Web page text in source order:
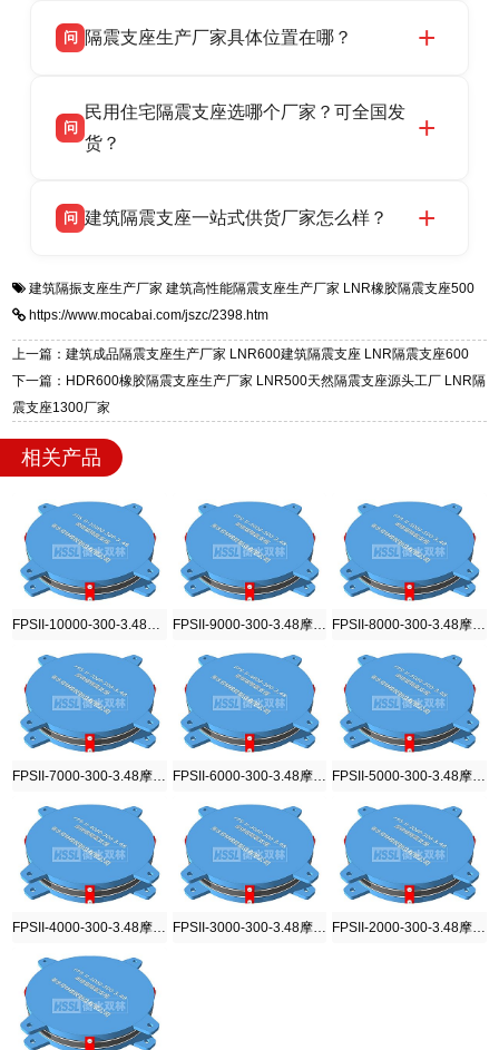
话：13323182312。
品资质齐全，每批次产品均配有正规第三方检测
货，厂家电话：13323182312，地址迎宾大街 9
号北方工业基地。
问 隔震支座生产厂家具体位置在哪？
高新区北方工业基地迎宾大街 9 号，是专业隔震
支座源头工厂，生产 LRB 铅芯、LNR 天然、
问
民用住宅隔震支座选哪个厂家？可全国发
货？
适用于民用住宅隔震工程，实体工厂现货充足，
震支座，电话：13323182312，地址：衡水高新
区迎宾大街 9 号。
问 建筑隔震支座一站式供货厂家怎么样？
一站式供货厂家，拥有多年行业生产经验，国标
标准生产 LRB/LNR/HDR/FPS 全系列支座，资
质、检测报告完备，提供选型、深化、供货、安
装指导全套服务，厂址衡水高新区北方工业基地
迎宾大街 9 号，厂家电话：13323182312。
建筑隔振支座生产厂家 建筑高性能隔震支座生产厂家 LNR橡胶隔震支座500
https://www.mocabai.com/jszc/2398.htm
上一篇：建筑成品隔震支座生产厂家 LNR600建筑隔震支座 LNR隔震支座600
下一篇：HDR600橡胶隔震支座生产厂家 LNR500天然隔震支座源头工厂 LNR隔
震支座1300厂家
相关产品
FPSII-9000-300-3.48摩擦摆隔震支座
FPSII-6000-300-3.48摩擦摆隔震支座
FPSII-3000-300-3.48摩擦摆隔震支座